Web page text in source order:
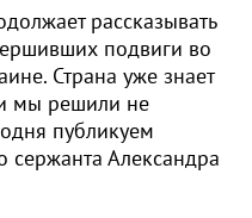
рассказывать
подвиги во
Страна уже знает
мы решили не
публикуем
сержанта Александра